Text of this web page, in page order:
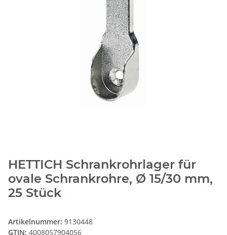
HETTICH Schrankrohrlager für
ovale Schrankrohre, Ø 15/30 mm,
25 Stück
Artikelnummer: 9130448
GTIN: 4008057904056